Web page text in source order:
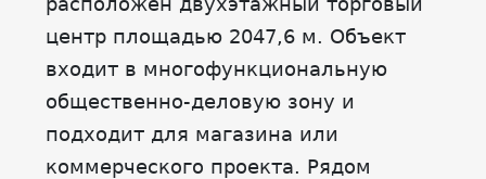
центр площадью 2047,6 м. Объект
входит в многофункциональную
общественно-деловую зону и
подходит для магазина или
коммерческого проекта. Рядом